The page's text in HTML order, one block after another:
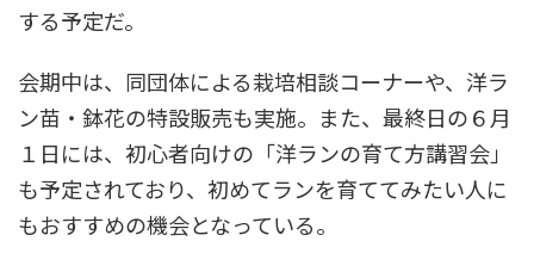
する予定だ。
会期中は、同団体による栽培相談コーナーや、洋ラ
ン苗・鉢花の特設販売も実施。また、最終日の６月
１日には、初心者向けの「洋ランの育て方講習会」
も予定されており、初めてランを育ててみたい人に
もおすすめの機会となっている。